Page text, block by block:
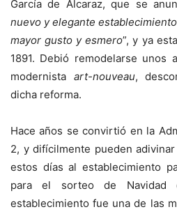
García de Alcaraz, que se
nuevo y elegante
mayor gusto y esmero”, y ya
1891. Debió remodelarse unos
modernista art-nouveau,
dicha reforma.
Hace años se convirtió en la
2, y difícilmente pueden
estos días al establecimiento
para el sorteo de
establecimiento fue una de las